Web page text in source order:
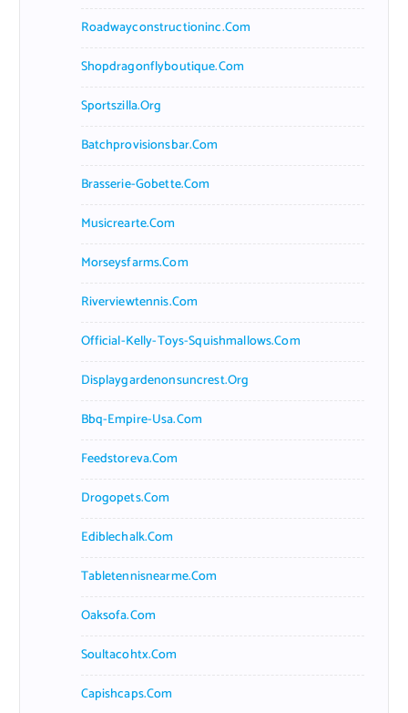
Roadwayconstructioninc.com
Shopdragonflyboutique.com
Sportszilla.org
Batchprovisionsbar.com
Brasserie-Gobette.com
Musicrearte.com
Morseysfarms.com
Riverviewtennis.com
Official-Kelly-Toys-Squishmallows.com
Displaygardenonsuncrest.org
Bbq-Empire-Usa.com
Feedstoreva.com
Drogopets.com
Ediblechalk.com
Tabletennisnearme.com
Oaksofa.com
Soultacohtx.com
Capishcaps.com